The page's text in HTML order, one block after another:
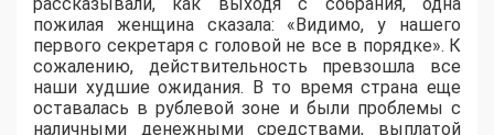
пожилая женщина сказала: «Видимо, у нашего
первого секретаря с головой не все в порядке». К
сожалению, действительность превзошла все
наши худшие ожидания. В то время страна еще
оставалась в рублевой зоне и были проблемы с
наличными денежными средствами, выплатой